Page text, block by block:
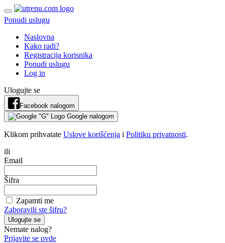
Ponudi uslugu
Naslovna
Kako radi?
Registracija korisnika
Ponudi uslugu
Log in
Ulogujte se
Facebook nalogom
Google nalogom
Klikom prihvatate Uslove korišćenja i Politiku privatnosti.
ili
Email
Šifra
Zapamti me
Zaboravili ste šifru?
Ulogujte se
Nemate nalog?
Prijavite se ovde